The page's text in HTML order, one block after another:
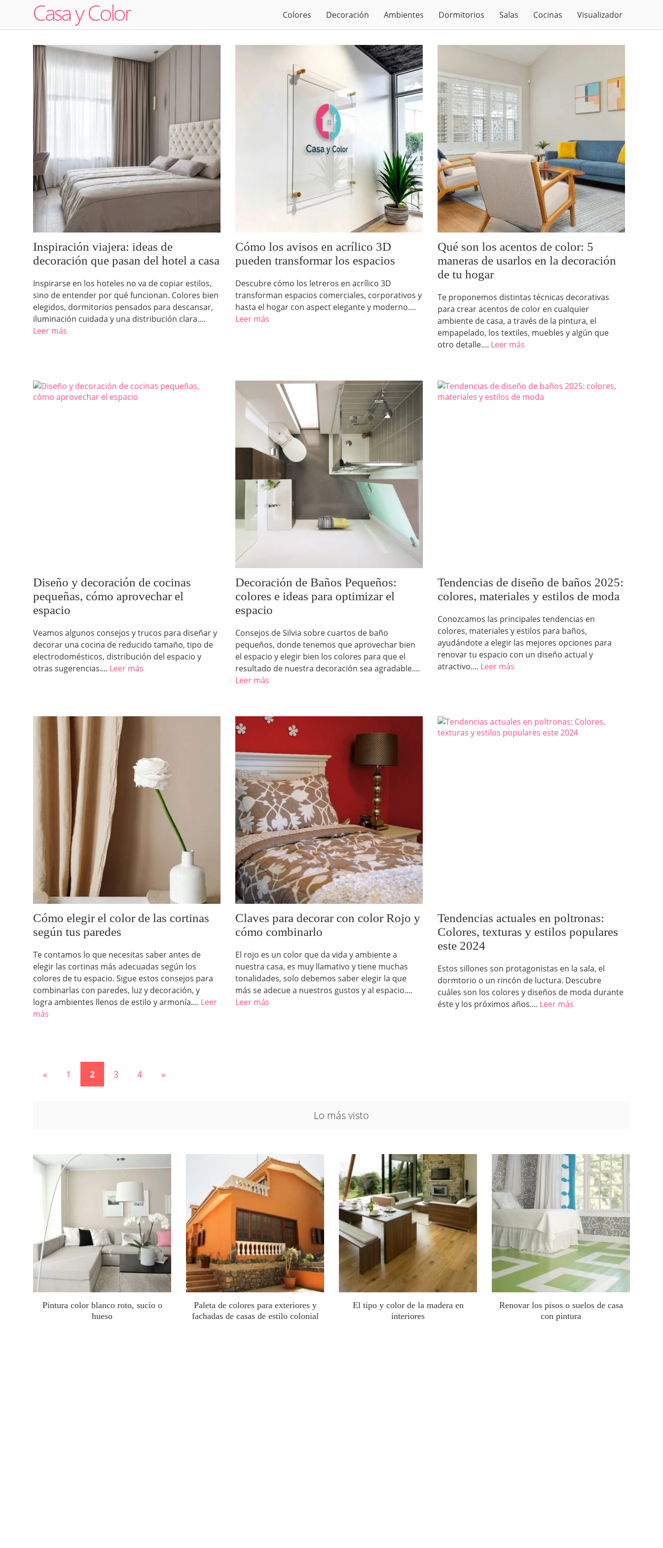
Colores Decoración Ambientes Dormitorios Salas Cocinas Visualizador
Inspiración viajera: ideas de
decoración que pasan del hotel a casa
Inspirarse en los hoteles no va de copiar estilos,
sino de entender por qué funcionan. Colores bien
elegidos, dormitorios pensados para descansar,
iluminación cuidada y una distribución clara....
Leer más
Cómo los avisos en acrílico 3D
pueden transformar los espacios
Descubre cómo los letreros en acrílico 3D
transforman espacios comerciales, corporativos y
hasta el hogar con aspect elegante y moderno....
Leer más
Qué son los acentos de color: 5
maneras de usarlos en la decoración
de tu hogar
Te proponemos distintas técnicas decorativas
para crear acentos de color en cualquier
ambiente de casa, a través de la pintura, el
empapelado, los textiles, muebles y algún que
otro detalle.... Leer más
Diseño y decoración de cocinas
pequeñas, cómo aprovechar el
espacio
Veamos algunos consejos y trucos para diseñar y
decorar una cocina de reducido tamaño, tipo de
electrodomésticos, distribución del espacio y
otras sugerencias.... Leer más
Decoración de Baños Pequeños:
colores e ideas para optimizar el
espacio
Consejos de Silvia sobre cuartos de baño
pequeños, donde tenemos que aprovechar bien
el espacio y elegir bien los colores para que el
resultado de nuestra decoración sea agradable....
Leer más
Tendencias de diseño de baños 2025:
colores, materiales y estilos de moda
Conozcamos las principales tendencias en
colores, materiales y estilos para baños,
ayudándote a elegir las mejores opciones para
renovar tu espacio con un diseño actual y
atractivo.... Leer más
Cómo elegir el color de las cortinas
según tus paredes
Te contamos lo que necesitas saber antes de
elegir las cortinas más adecuadas según los
colores de tu espacio. Sigue estos consejos para
combinarlas con paredes, luz y decoración, y
logra ambientes llenos de estilo y armonía.... Leer
más
Claves para decorar con color Rojo y
cómo combinarlo
El rojo es un color que da vida y ambiente a
nuestra casa, es muy llamativo y tiene muchas
tonalidades, solo debemos saber elegir la que
más se adecue a nuestros gustos y al espacio....
Leer más
Tendencias actuales en poltronas:
Colores, texturas y estilos populares
este 2024
Estos sillones son protagonistas en la sala, el
dormtorio o un rincón de luctura. Descubre
cuáles son los colores y diseños de moda durante
éste y los próximos años.... Leer más
« 1 2 3 4 »
Lo más visto
Pintura color blanco roto, sucio o
hueso
Paleta de colores para exteriores y
fachadas de casas de estilo colonial
El tipo y color de la madera en
interiores
Renovar los pisos o suelos de casa
con pintura